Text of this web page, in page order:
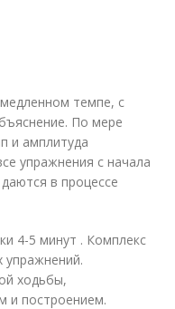
темпе, с
По мере
и амплитуда
упражнения с начала
в процессе
4-5 минут . Комплекс
ходьбы,
и построением.